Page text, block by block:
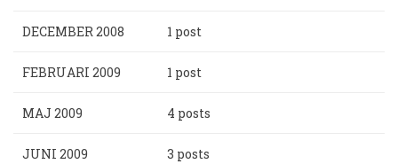
DECEMBER 2008 1 post
FEBRUARI 2009 1 post
MAJ 2009 4 posts
JUNI 2009 3 posts